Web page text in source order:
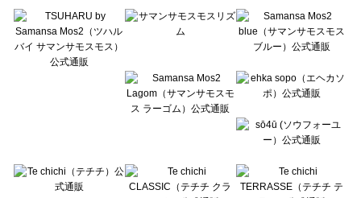
Lugnoncure（ルノンキュール）のトップス一覧
BETTY'S BLUE（べティーズブルー）のトップス一覧
Wpc.（ワールドパーティー）のトップス一覧